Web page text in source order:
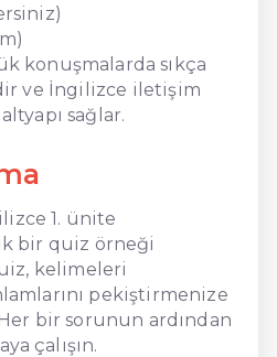
konuşmalarda sıkça
ve İngilizce iletişim
sağlar.
1. ünite
bir quiz örneği
kelimeleri
pekiştirmenize
bir sorunun ardından
çalışın.